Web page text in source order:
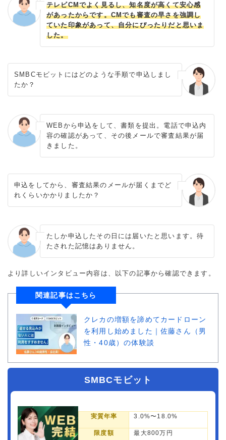
テレビCMでよく見るし、知名度が高くて安心感
があったからです。CMでも審査の早さを強調し
ていた印象があって、自分にぴったりだと思いま
した。
SMBCモビットにはどのような手順で申込しまし
たか？
WEBから申込をして、書類を提出。電話で申込内
容の確認があって、その後メールで審査結果が届
きました。
申込をしてから、審査結果のメールが届くまでど
れくらいかかりましたか？
たしか申込したその日には届いたと思います。待
たされた記憶はありません。
より詳しいインタビュー内容は、以下の記事から確認できます。
関連記事はこちら
クレカの増額を諦めてカードローン
を利用し始めました｜佐藤さん（男
性・40歳）の体験談
SMBCモビット
実質年率 3.0%〜18.0%
限度額 最大800万円